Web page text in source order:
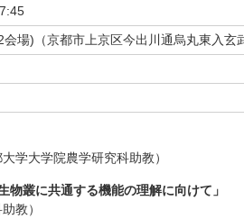
場)（京都市上京区今出川通烏丸東入玄
学大学院農学研究科助教）
叢に共通する機能の理解に向けて」
教）